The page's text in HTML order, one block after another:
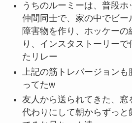
うちのルーミーは、普段
仲間同士で、家の中でビー
障害物を作り、ホッケー
り、インスタストーリーで
たリレー
上記の筋トレバージョン
ってたw
友人から送られてきた、窓
代わりにして朝からずっと